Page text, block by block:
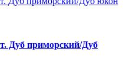
Дуб приморский/Дуб